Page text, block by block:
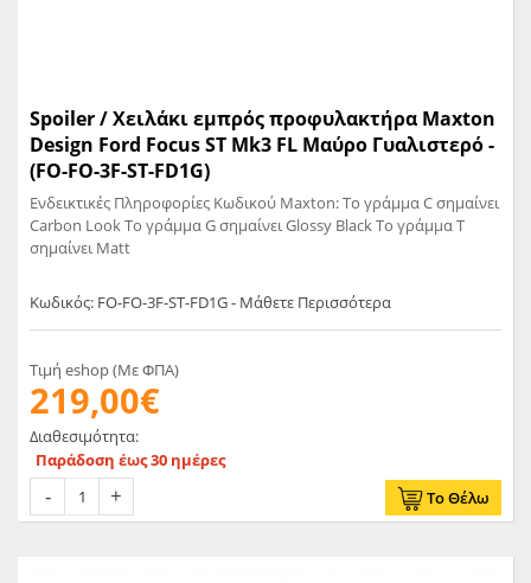
Spoiler / Χειλάκι εμπρός προφυλακτήρα Maxton
Design Ford Focus ST Mk3 FL Μαύρο Γυαλιστερό -
(FO-FO-3F-ST-FD1G)
Ενδεικτικές Πληροφορίες Κωδικού Maxton: Το γράμμα C σημαίνει
Carbon Look Το γράμμα G σημαίνει Glossy Black Το γράμμα T
σημαίνει Matt
Κωδικός: FO-FO-3F-ST-FD1G - Μάθετε Περισσότερα
Τιμή eshop (Με ΦΠΑ)
219,00€
Διαθεσιμότητα:
Παράδοση έως 30 ημέρες
Το Θέλω